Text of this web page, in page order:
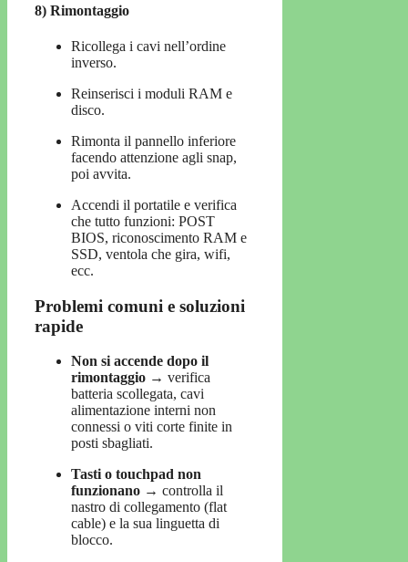
8) Rimontaggio
Ricollega i cavi nell’ordine
inverso.
Reinserisci i moduli RAM e
disco.
Rimonta il pannello inferiore
facendo attenzione agli snap,
poi avvita.
Accendi il portatile e verifica
che tutto funzioni: POST
BIOS, riconoscimento RAM e
SSD, ventola che gira, wifi,
ecc.
Problemi comuni e soluzioni
rapide
Non si accende dopo il
rimontaggio → verifica
batteria scollegata, cavi
alimentazione interni non
connessi o viti corte finite in
posti sbagliati.
Tasti o touchpad non
funzionano → controlla il
nastro di collegamento (flat
cable) e la sua linguetta di
blocco.